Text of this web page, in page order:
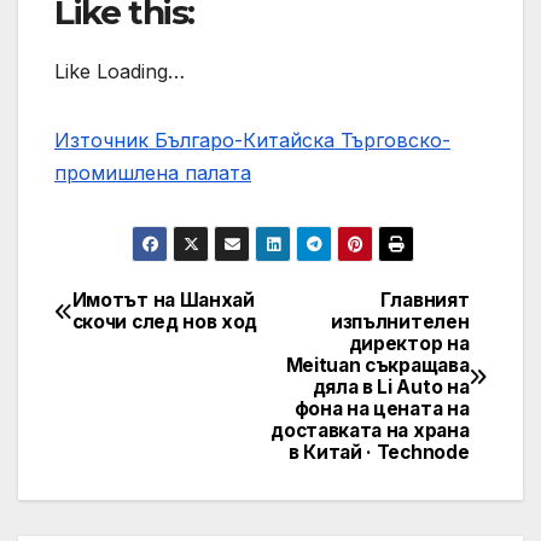
Like this:
Like Loading…
Източник Българо-Китайска Търговско-
промишлена палaта
Навигация
Главният
изпълнителен
директор на
Meituan съкращава
дяла в Li Auto на
фона на цената на
доставката на храна
в Китай · Technode
Имотът на Шанхай
скочи след нов ход